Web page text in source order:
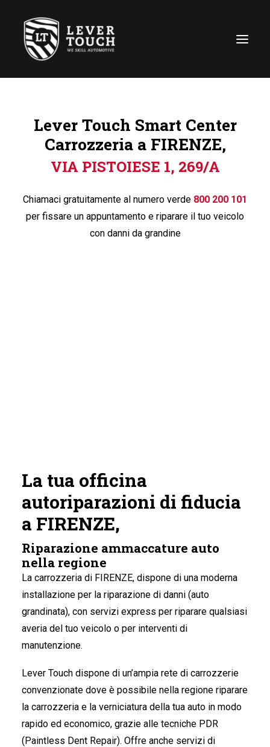
Linee di servizio
Carrozzerie
Chi siamo
News
Contattaci
Lever Touch Smart Center
Carrozzeria a FIRENZE,
VIA PISTOIESE 1, 269/A
Chiamaci gratuitamente al numero verde 800 200 101
per fissare un appuntamento e riparare il tuo veicolo
con danni da grandine
La tua officina
autoriparazioni di fiducia
a FIRENZE,
Riparazione ammaccature auto
nella regione
La carrozzeria di FIRENZE, dispone di una moderna
installazione per la riparazione di danni (auto
grandinata), con servizi express per riparare qualsiasi
averia del tuo veicolo o per interventi di
manutenzione.
Lever Touch dispone di un’ampia rete di carrozzerie
convenzionate dove è possibile nella regione riparare
la carrozzeria e la verniciatura della tua auto in modo
rapido ed economico, grazie alle tecniche PDR
(Paintless Dent Repair). Offre anche servizi di